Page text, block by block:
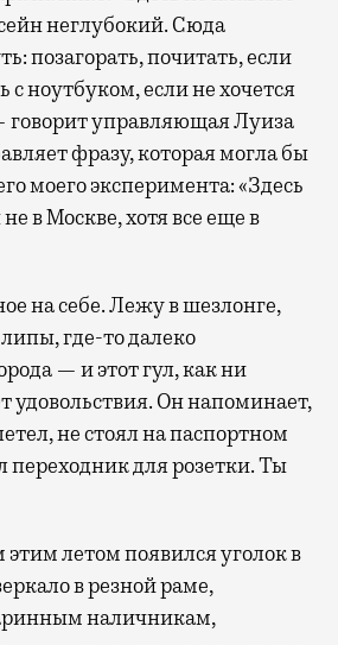
неглубокий. Сюда
позагорать, почитать, если
с ноутбуком, если не хочется
говорит управляющая Луиза
фразу, которая могла бы
моего эксперимента: «Здесь
в Москве, хотя все еще в
на себе. Лежу в шезлонге,
где-то далеко
— и этот гул, как ни
удовольствия. Он напоминает,
не стоял на паспортном
переходник для розетки. Ты
этим летом появился уголок в
в резной раме,
наличникам,